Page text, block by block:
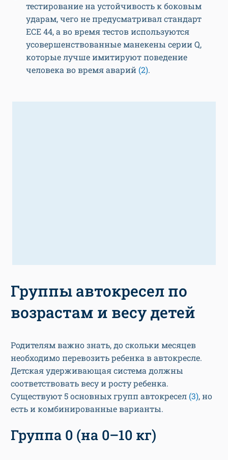
тестирование на устойчивость к боковым
ударам, чего не предусматривал стандарт
ECE 44, а во время тестов используются
усовершенствованные манекены серии Q,
которые лучше имитируют поведение
человека во время аварий (2).
Группы автокресел по
возрастам и весу детей
Родителям важно знать, до скольки месяцев
необходимо перевозить ребенка в автокресле.
Детская удерживающая система должны
соответствовать весу и росту ребенка.
Существуют 5 основных групп автокресел (3), но
есть и комбинированные варианты.
Группа 0 (на 0–10 кг)